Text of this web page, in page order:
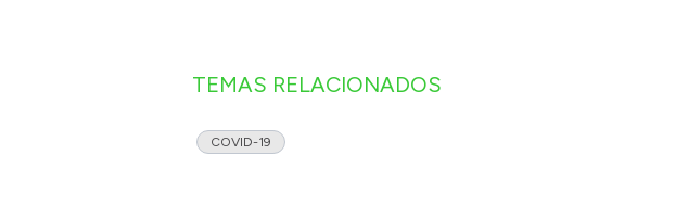
TEMAS RELACIONADOS
COVID-19